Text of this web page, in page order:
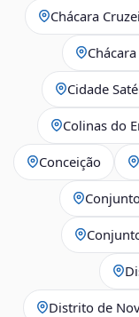
Chácara
Cidade
Colinas do
Conceição
Distrito de